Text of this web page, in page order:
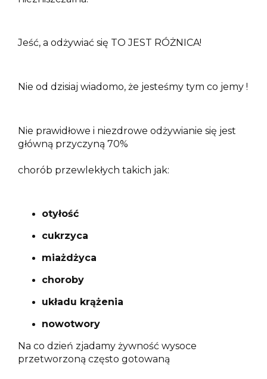
Jeść, a odżywiać się TO JEST RÓŻNICA!
Nie od dzisiaj wiadomo, że jesteśmy tym co jemy !
Nie prawidłowe i niezdrowe odżywianie się jest
główną przyczyną 70%
chorób przewlekłych takich jak:
otyłość
cukrzyca
miażdżyca
choroby
układu krążenia
nowotwory
Na co dzień zjadamy żywność wysoce
przetworzoną często gotowaną